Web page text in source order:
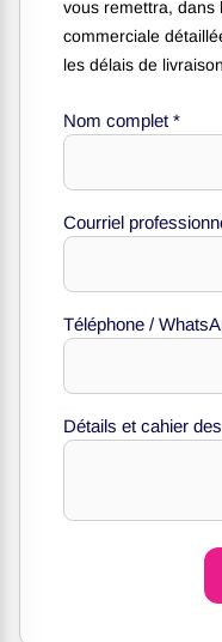
vous remettra, dans
commerciale
les délais de
Nom complet *
Courriel
Téléphone /
Détails et cahier